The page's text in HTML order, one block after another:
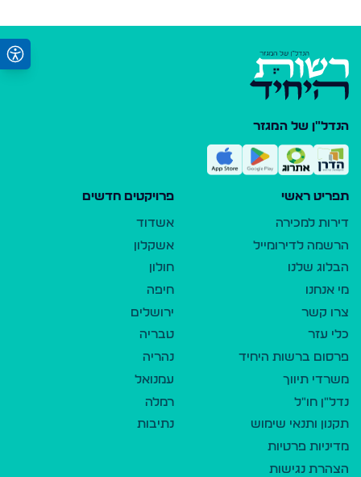
הנדל"ן של המגזר
תפריט ראשי
דירות למכירה
הרשמה לדירומייל
הבלוג שלנו
מי אנחנו
צרו קשר
כלי עזר
פרסום ברשות היחיד
משרדי תיווך
נדל"ן חו"ל
תקנון ותנאי שימוש
מדיניות פרטיות
הצהרת נגישות
פרויקטים חדשים
אשדוד
אשקלון
חולון
חיפה
ירושלים
טבריה
נהריה
עמנואל
רמלה
נתיבות